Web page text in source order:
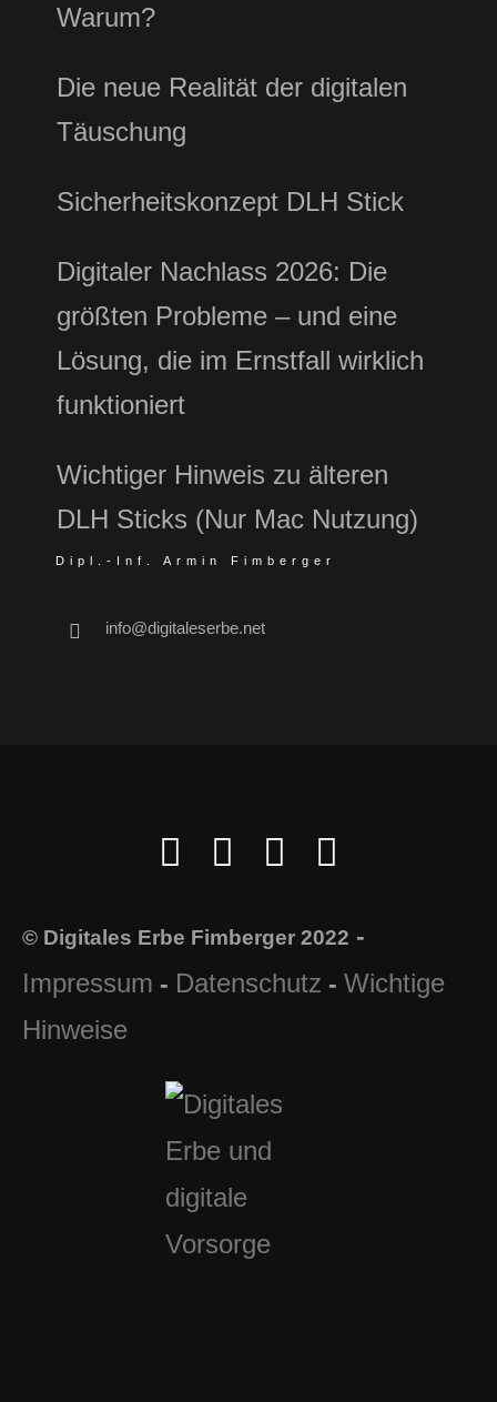
Warum?
Die neue Realität der digitalen
Täuschung
Sicherheitskonzept DLH Stick
Digitaler Nachlass 2026: Die
größten Probleme – und eine
Lösung, die im Ernstfall wirklich
funktioniert
Wichtiger Hinweis zu älteren
DLH Sticks (Nur Mac Nutzung)
Dipl.-Inf. Armin Fimberger
info@digitaleserbe.net
© Digitales Erbe Fimberger 2022 -
Impressum - Datenschutz - Wichtige
Hinweise